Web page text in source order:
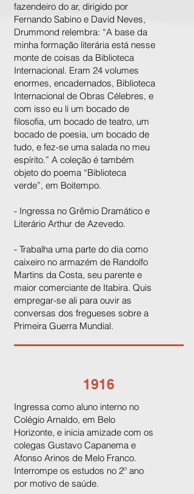
fazendeiro do ar, dirigido por
Fernando Sabino e David Neves,
Drummond relembra: “A base da
minha formação literária está nesse
monte de coisas da Biblioteca
Internacional. Eram 24 volumes
enormes, encadernados, Biblioteca
Internacional de Obras Célebres, e
com isso eu li um bocado de
filosofia, um bocado de teatro, um
bocado de poesia, um bocado de
tudo, e fez-se uma salada no meu
espírito.” A coleção é também
objeto do poema “Biblioteca
verde”, em Boitempo.
- Ingressa no Grêmio Dramático e
Literário Arthur de Azevedo.
- Trabalha uma parte do dia como
caixeiro no armazém de Randolfo
Martins da Costa, seu parente e
maior comerciante de Itabira. Quis
empregar-se ali para ouvir as
conversas dos fregueses sobre a
Primeira Guerra Mundial.
1916
Ingressa como aluno interno no
Colégio Arnaldo, em Belo
Horizonte, e inicia amizade com os
colegas Gustavo Capanema e
Afonso Arinos de Melo Franco.
Interrompe os estudos no 2º ano
por motivo de saúde.